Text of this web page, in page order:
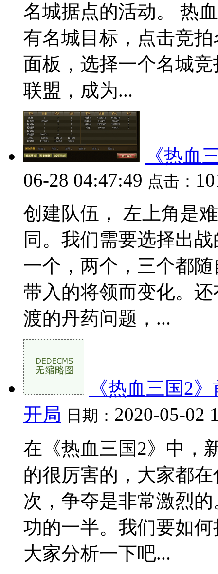
名城据点的活动。 热
有名城目标，点击竞
面板，选择一个名城
联盟，成为...
《热血
06-28 04:47:49 点击：
创建队伍， 左上角是
同。我们需要选择出
一个，两个，三个都
带入的将领而变化。
渡的丹药问题，...
《热血三国2
开局 日期： 2020-05-02
在《热血三国2》中，
的很厉害的，大家都
次，争夺是非常激烈
功的一半。我们要如
大家分析一下吧...